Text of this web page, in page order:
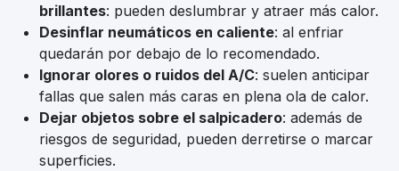
brillantes: pueden deslumbrar y atraer más calor.
Desinflar neumáticos en caliente: al enfriar
quedarán por debajo de lo recomendado.
Ignorar olores o ruidos del A/C: suelen anticipar
fallas que salen más caras en plena ola de calor.
Dejar objetos sobre el salpicadero: además de
riesgos de seguridad, pueden derretirse o marcar
superficies.